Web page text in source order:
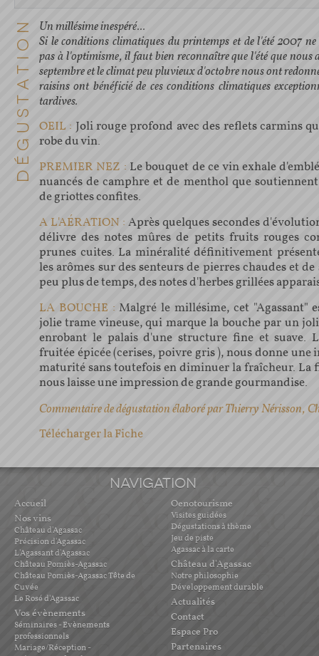
Un millésime inespéré...
Si le conditions climatiques du printemps et de l'été 2007
pas à l'optimisme, il faut bien reconnaître que l'été que nous
septembre et le climat peu pluvieux d'octobre nous ont
raisins ont bénéficié de ces conditions climatiques
tardives.
OEIL : Joli rouge profond avec des reflets carmins
robe du vin.
PREMIER NEZ : Le bouquet de ce vin exhale
nuancés de camphre et de menthol que
de griottes confites.
A L'AÉRATION : Après quelques secondes
délivre des notes mûres de petits fruits rouges
prunes cuites. La minéralité définitivement
les arômes sur des senteurs de pierres chaudes et
peu plus de temps, des notes d'herbes grillées
LA BOUCHE : Malgré le millésime, cet "Agassant"
jolie trame vineuse, qui marque la bouche par un
enrobant le palais d'une structure fine et suave.
fruitée épicée (cerises, poivre gris ), nous donne une
maturité sans toutefois en diminuer la fraîcheur. La
nous laisse une impression de grande gourmandise.
Commentaire de dégustation élaboré par Thierry Nérisson,
Télécharger la Fiche
NAVIGATION
Accueil
Nos vins
Château d'Agassac
Précision d'Agassac
L'Agassant d'Agassac
Château Pomiès-Agassac
Château Pomiès-Agassac Tête de
Cuvée
Le Rosé d'Agassac
Vos évènements
Séminaires - Evènements
professionnels
Mariage/Réception -
Oenotourisme
Visites guidées
Dégustations à thème
Jeu de piste
Agassac à la carte
Château d'Agassac
Notre philosophie
Développement durable
Actualités
Contact
Espace Pro
Partenaires